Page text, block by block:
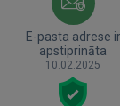
E-pasta adrese ir
apstiprināta
10.02.2025